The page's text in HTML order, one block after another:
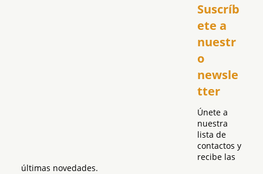
Suscríb
ete a
nuestr
o
newsle
tter
Únete a
nuestra
lista de
contactos y
recibe las
últimas novedades.